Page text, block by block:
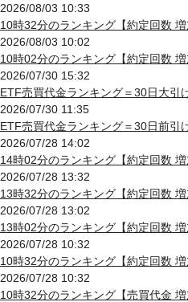
2026/08/03 10:33
10時32分のランキング【約定回数
2026/08/03 10:02
10時02分のランキング【約定回数
2026/07/30 15:32
ETF売買代金ランキング＝30日大引
2026/07/30 11:35
ETF売買代金ランキング＝30日前引
2026/07/28 14:02
14時02分のランキング【約定回数
2026/07/28 13:32
13時32分のランキング【約定回数
2026/07/28 13:02
13時02分のランキング【約定回数
2026/07/28 10:32
10時32分のランキング【約定回数
2026/07/28 10:32
10時32分のランキング【売買代金